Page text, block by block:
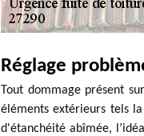
Réglage
Tout dommage présent
éléments extérieurs tels
d'étanchéité abîmée,